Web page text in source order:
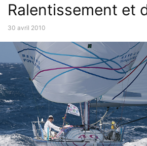
Ralentissement et
30 avril 2010